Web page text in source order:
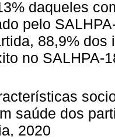
daqueles
pelo
88,9%
no SALHPA-
saúde dos
2020